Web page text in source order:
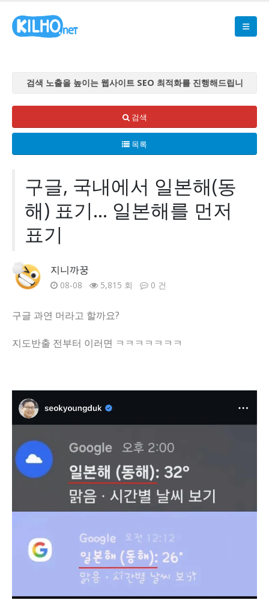
검색 노출을 높이는 웹사이트 SEO 최적화를 진행해드립니
검색 노출을 높이는 웹사이트 SEO 최적화를 진행해드립니
다
검색 노출을 높이는 웹사이트 SEO 최적화를 진행해드립니
검색 노출을 높이는 웹사이트 SEO 최적화를 진행해드립니
다
검색 노출을 높이는 웹사이트 SEO 최적화를 진행해드립니
다
검색
목록
구글, 국내에서 일본해(동
해) 표기... 일본해를 먼저
표기
지니까꿍
08-08 5,815 회 0 건
구글 과연 머라고 할까요?
지도반출 전부터 이러면 ㅋㅋㅋㅋㅋㅋㅋ